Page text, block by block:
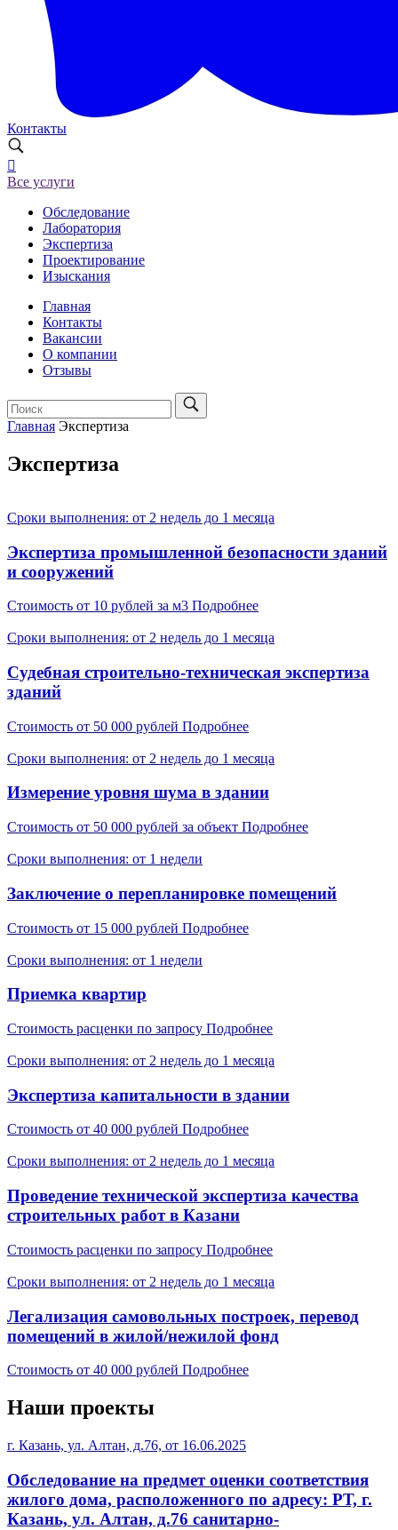
Контакты
Все услуги
Обследование
Лаборатория
Экспертиза
Проектирование
Изыскания
Главная
Контакты
Вакансии
О компании
Отзывы
Главная Экспертиза
Экспертиза
Сроки выполнения: от 2 недель до 1 месяца
Экспертиза промышленной безопасности зданий
и сооружений
Стоимость от 10 рублей за м3 Подробнее
Сроки выполнения: от 2 недель до 1 месяца
Судебная строительно-техническая экспертиза
зданий
Стоимость от 50 000 рублей Подробнее
Сроки выполнения: от 2 недель до 1 месяца
Измерение уровня шума в здании
Стоимость от 50 000 рублей за объект Подробнее
Сроки выполнения: от 1 недели
Заключение о перепланировке помещений
Стоимость от 15 000 рублей Подробнее
Сроки выполнения: от 1 недели
Приемка квартир
Стоимость расценки по запросу Подробнее
Сроки выполнения: от 2 недель до 1 месяца
Экспертиза капитальности в здании
Стоимость от 40 000 рублей Подробнее
Сроки выполнения: от 2 недель до 1 месяца
Проведение технической экспертиза качества
строительных работ в Казани
Стоимость расценки по запросу Подробнее
Сроки выполнения: от 2 недель до 1 месяца
Легализация самовольных построек, перевод
помещений в жилой/нежилой фонд
Стоимость от 40 000 рублей Подробнее
Наши проекты
г. Казань, ул. Алтан, д.76, от 16.06.2025
Обследование на предмет оценки соответствия
жилого дома, расположенного по адресу: РТ, г.
Казань, ул. Алтан, д.76 санитарно-